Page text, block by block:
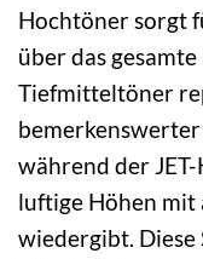
Hochtöner sorgt
über das
Tiefmitteltöner
während der
luftige Höhen
wiedergibt.